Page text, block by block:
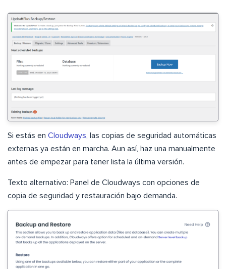
Si estás en Cloudways , las copias de seguridad automáticas
externas ya están en marcha. Aun así, haz una manualmente
antes de empezar para tener lista la última versión.
Texto alternativo: Panel de Cloudways con opciones de
copia de seguridad y restauración bajo demanda.